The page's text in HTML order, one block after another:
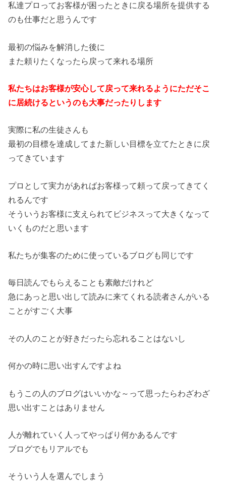
私達プロってお客様が困ったときに戻る場所を提供する
のも仕事だと思うんです
最初の悩みを解消した後に
また頼りたくなったら戻って来れる場所
私たちはお客様が安心して戻って来れるようにただそこ
に居続けるというのも大事だったりします
実際に私の生徒さんも
最初の目標を達成してまた新しい目標を立てたときに戻
ってきています
プロとして実力があればお客様って頼って戻ってきてく
れるんです
そういうお客様に支えられてビジネスって大きくなって
いくものだと思います
私たちが集客のために使っているブログも同じです
毎日読んでもらえることも素敵だけれど
急にあっと思い出して読みに来てくれる読者さんがいる
ことがすごく大事
その人のことが好きだったら忘れることはないし
何かの時に思い出すんですよね
もうこの人のブログはいいかな～って思ったらわざわざ
思い出すことはありません
人が離れていく人ってやっぱり何かあるんです
ブログでもリアルでも
そういう人を選んでしまう